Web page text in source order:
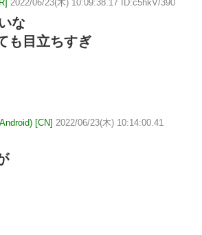
2022/06/23(木) 10:09:38.17 ID:c5hkV/390
な
も目立ちすぎ
[CN] 2022/06/23(木) 10:14:00.41